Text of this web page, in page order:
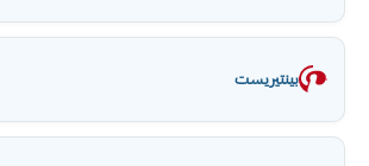
بينتيريست